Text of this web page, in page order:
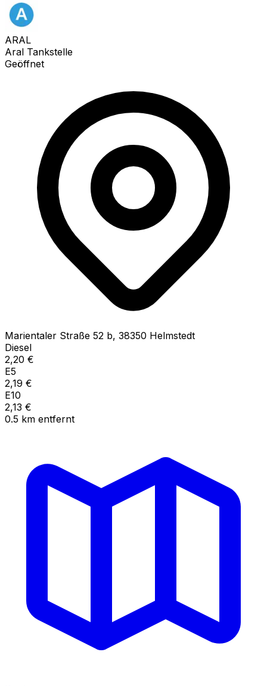
ARAL
Aral Tankstelle
Geöffnet
Marientaler Straße 52 b, 38350 Helmstedt
Diesel
2,20 €
E5
2,19 €
E10
2,13 €
0.5 km entfernt